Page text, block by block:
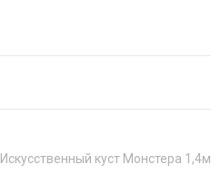
Искусственный куст Монстера 1,4м